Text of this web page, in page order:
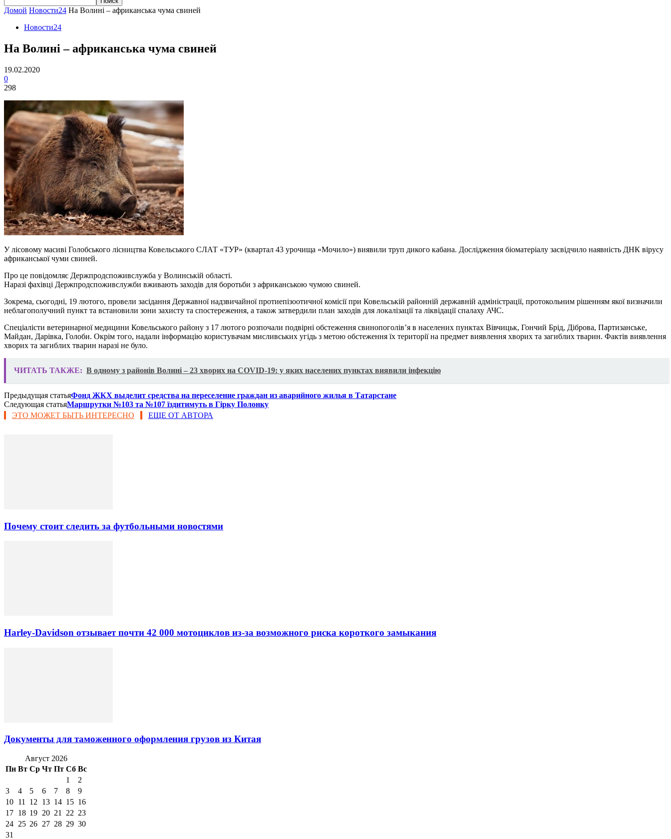
Домой Новости24 На Волині – африканська чума свиней
Новости24
На Волині – африканська чума свиней
19.02.2020
0
298
У лісовому масиві Голобського лісництва Ковельського СЛАТ «ТУР» (квартал 43 урочища «Мочило») виявили труп дикого кабана. Дослідження біоматеріалу засвідчило наявність ДНК вірусу
африканської чуми свиней.
Про це повідомляє Держпродспоживслужба у Волинській області.
Наразі фахівці Держпродспоживслужби вживають заходів для боротьби з африканською чумою свиней.
Зокрема, сьогодні, 19 лютого, провели засідання Державної надзвичайної протиепізоотичної комісії при Ковельській районній державній адміністрації, протокольним рішенням якої визначили
неблагополучний пункт та встановили зони захисту та спостереження, а також затвердили план заходів для локалізації та ліквідації спалаху АЧС.
Спеціалісти ветеринарної медицини Ковельського району з 17 лютого розпочали подвірні обстеження свинопоголів’я в населених пунктах Вівчицьк, Гончий Брід, Діброва, Партизанське,
Майдан, Дарівка, Голоби. Окрім того, надали інформацію користувачам мисливських угідь з метою обстеження їх території на предмет виявлення хворих та загиблих тварин. Фактів виявлення
хворих та загиблих тварин наразі не було.
ЧИТАТЬ ТАКЖЕ: В одному з районів Волині – 23 хворих на COVID-19: у яких населених пунктах виявили інфекцію
Предыдущая статьяФонд ЖКХ выделит средства на переселение граждан из аварийного жилья в Татарстане
Следующая статьяМаршрутки №103 та №107 їздитимуть в Гірку Полонку
ЭТО МОЖЕТ БЫТЬ ИНТЕРЕСНО
ЕЩЕ ОТ АВТОРА
Почему стоит следить за футбольными новостями
Harley-Davidson отзывает почти 42 000 мотоциклов из-за возможного риска короткого замыкания
Документы для таможенного оформления грузов из Китая
Август 2026
Пн Вт Ср Чт Пт Сб Вс
1
2
3
4 5 6 7 8
9
10 11 12 13 14 15 16
17 18 19 20 21 22 23
24 25 26 27 28 29 30
31